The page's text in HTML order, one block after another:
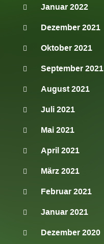
Januar 2022
Dezember 2021
Oktober 2021
September 2021
August 2021
Juli 2021
Mai 2021
April 2021
März 2021
Februar 2021
Januar 2021
Dezember 2020